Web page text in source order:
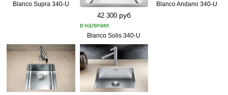
Blanco Supra 340‑U
42 300 руб
в наличии
Blanco Solis 340‑U
Blanco Andano 340‑U